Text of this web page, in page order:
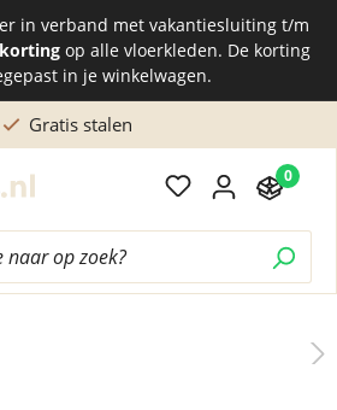
in verband met vakantiesluiting t/m
op alle vloerkleden. De korting
in je winkelwagen.
Gratis stalen
0